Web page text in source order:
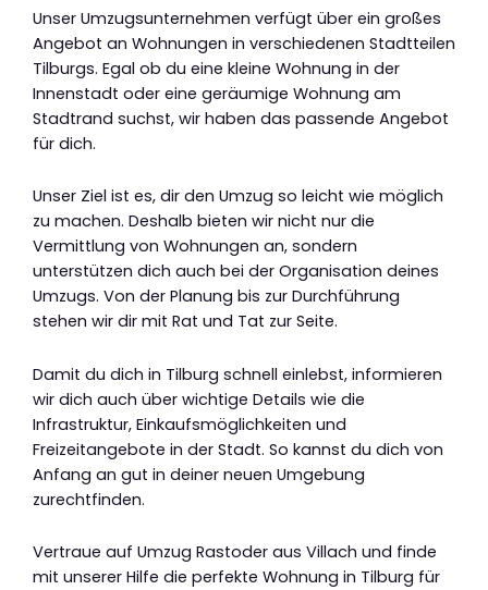
Unser Umzugsunternehmen verfügt über ein großes
Angebot an Wohnungen in verschiedenen Stadtteilen
Tilburgs. Egal ob du eine kleine Wohnung in der
Innenstadt oder eine geräumige Wohnung am
Stadtrand suchst, wir haben das passende Angebot
für dich.
Unser Ziel ist es, dir den Umzug so leicht wie möglich
zu machen. Deshalb bieten wir nicht nur die
Vermittlung von Wohnungen an, sondern
unterstützen dich auch bei der Organisation deines
Umzugs. Von der Planung bis zur Durchführung
stehen wir dir mit Rat und Tat zur Seite.
Damit du dich in Tilburg schnell einlebst, informieren
wir dich auch über wichtige Details wie die
Infrastruktur, Einkaufsmöglichkeiten und
Freizeitangebote in der Stadt. So kannst du dich von
Anfang an gut in deiner neuen Umgebung
zurechtfinden.
Vertraue auf Umzug Rastoder aus Villach und finde
mit unserer Hilfe die perfekte Wohnung in Tilburg für